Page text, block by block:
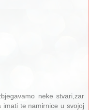
neke stvari,zar
imati te namirnice u svojoj